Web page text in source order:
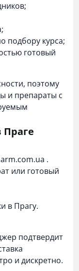
подбору курса;
готовый
поэтому
и препараты с
Праге
.
или готовый
в Прагу.
подтвердит
и дискретно.